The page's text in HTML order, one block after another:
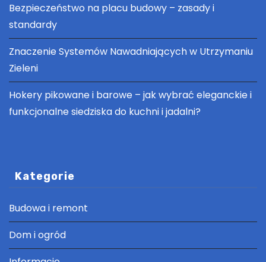
Bezpieczeństwo na placu budowy – zasady i
standardy
Znaczenie Systemów Nawadniających w Utrzymaniu
Zieleni
Hokery pikowane i barowe – jak wybrać eleganckie i
funkcjonalne siedziska do kuchni i jadalni?
Kategorie
Budowa i remont
Dom i ogród